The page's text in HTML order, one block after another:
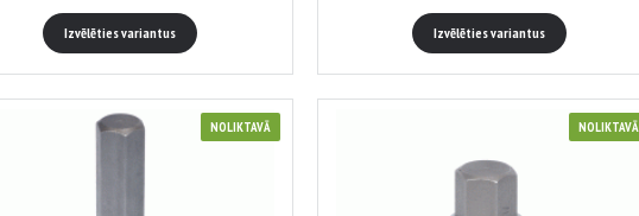
Izvēlēties variantus Izvēlēties variantus
NOLIKTAVĀ NOLIKTAVĀ